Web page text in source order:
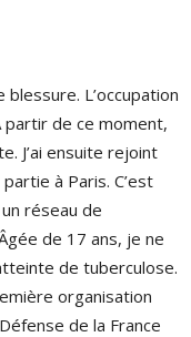
blessure. L’occupation
partir de ce moment,
J’ai ensuite rejoint
à Paris. C’est
réseau de
de 17 ans, je ne
de tuberculose.
organisation
de la France